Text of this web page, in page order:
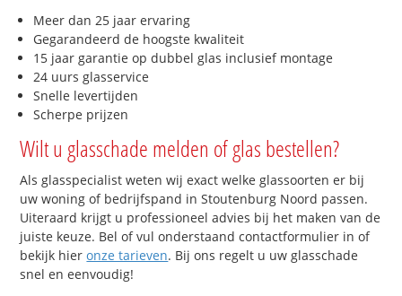
Meer dan 25 jaar ervaring
Gegarandeerd de hoogste kwaliteit
15 jaar garantie op dubbel glas inclusief montage
24 uurs glasservice
Snelle levertijden
Scherpe prijzen
Wilt u glasschade melden of glas bestellen?
Als glasspecialist weten wij exact welke glassoorten er bij
uw woning of bedrijfspand in Stoutenburg Noord passen.
Uiteraard krijgt u professioneel advies bij het maken van de
juiste keuze. Bel of vul onderstaand contactformulier in of
bekijk hieronze tarieven. Bij ons regelt u uw glasschade
snel en eenvoudig!